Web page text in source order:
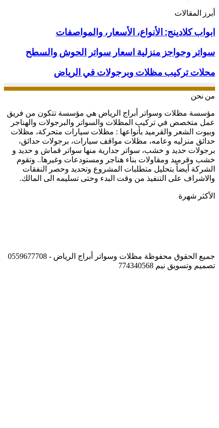
أبرز المقالات
ابواب
كلادينج:
الأنواع،
الأسعار،
والمواصفات
ابواب كلادينج: الأنواع، الأسعار، والمواصفات
سواتر
وحواجز
منزلية
اسعار
سواتر
الحوش
سواتر وحواجز منزلية اسعار سواتر الحوش والسطح
محلات
مظلات
وبرجولات
الرياض
محلات تركيب مظلات وبرجولات في الرياض
من نحن
مؤسسة مظلات وسواتر أبراج الرياض هي مؤسسة تتكون من فريق
عمل متخصص في تركيب المظلات والسواتر والبرجولات والهناجر
وبيوت الشعر والقرميد بأنواعها : مظلات سيارات متحركة، مظلات
حدائق منزليه وعامه، مظلات مواقف سيارات، برجولات حدائق،
برجولات حديد و خشب، سواتر جدارية منها سواتر قماش و حديد و
خشب وقرميد ومقاولات بناء هناجر ومستودعات وغيرها.. وتقوم
الشركة أيضاً بتحليل متطلبات المشروع وتحديد وحصر النفقات
والاشراف على التنفيذ من وقت البدء وحتى تسليمه الى المالك.
الأكثر شهرة
جميع الحقوق محفوظة مظلات وسواتر أبراج الرياض - 0559677708
تصميم وتسويق نيم 774340568